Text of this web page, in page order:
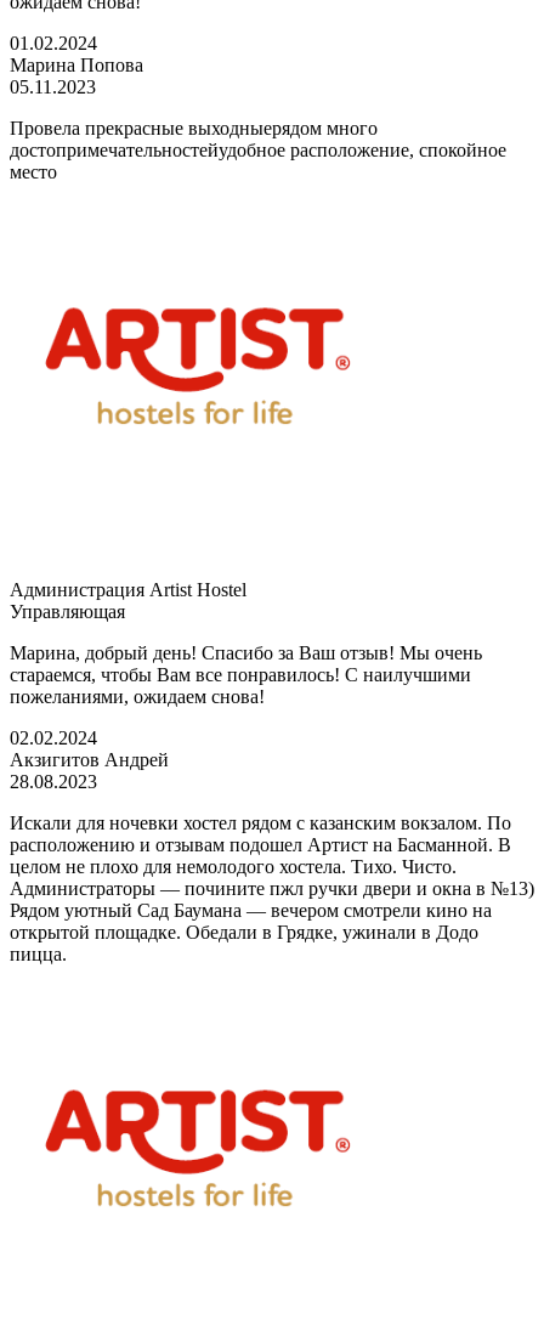
01.02.2024
Марина Попова
05.11.2023
Провела прекрасные выходныерядом много
достопримечательностейудобное расположение, спокойное
место
Администрация Artist Hostel
Управляющая
Марина, добрый день! Спасибо за Ваш отзыв! Мы очень
стараемся, чтобы Вам все понравилось! С наилучшими
пожеланиями, ожидаем снова!
02.02.2024
Акзигитов Андрей
28.08.2023
Искали для ночевки хостел рядом с казанским вокзалом. По
расположению и отзывам подошел Артист на Басманной. В
целом не плохо для немолодого хостела. Тихо. Чисто.
Администраторы — почините пжл ручки двери и окна в №13)
Рядом уютный Сад Баумана — вечером смотрели кино на
открытой площадке. Обедали в Грядке, ужинали в Додо
пицца.